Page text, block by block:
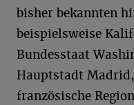
bisher bekannten
beispielsweise
Bundesstaat
Hauptstadt
französische